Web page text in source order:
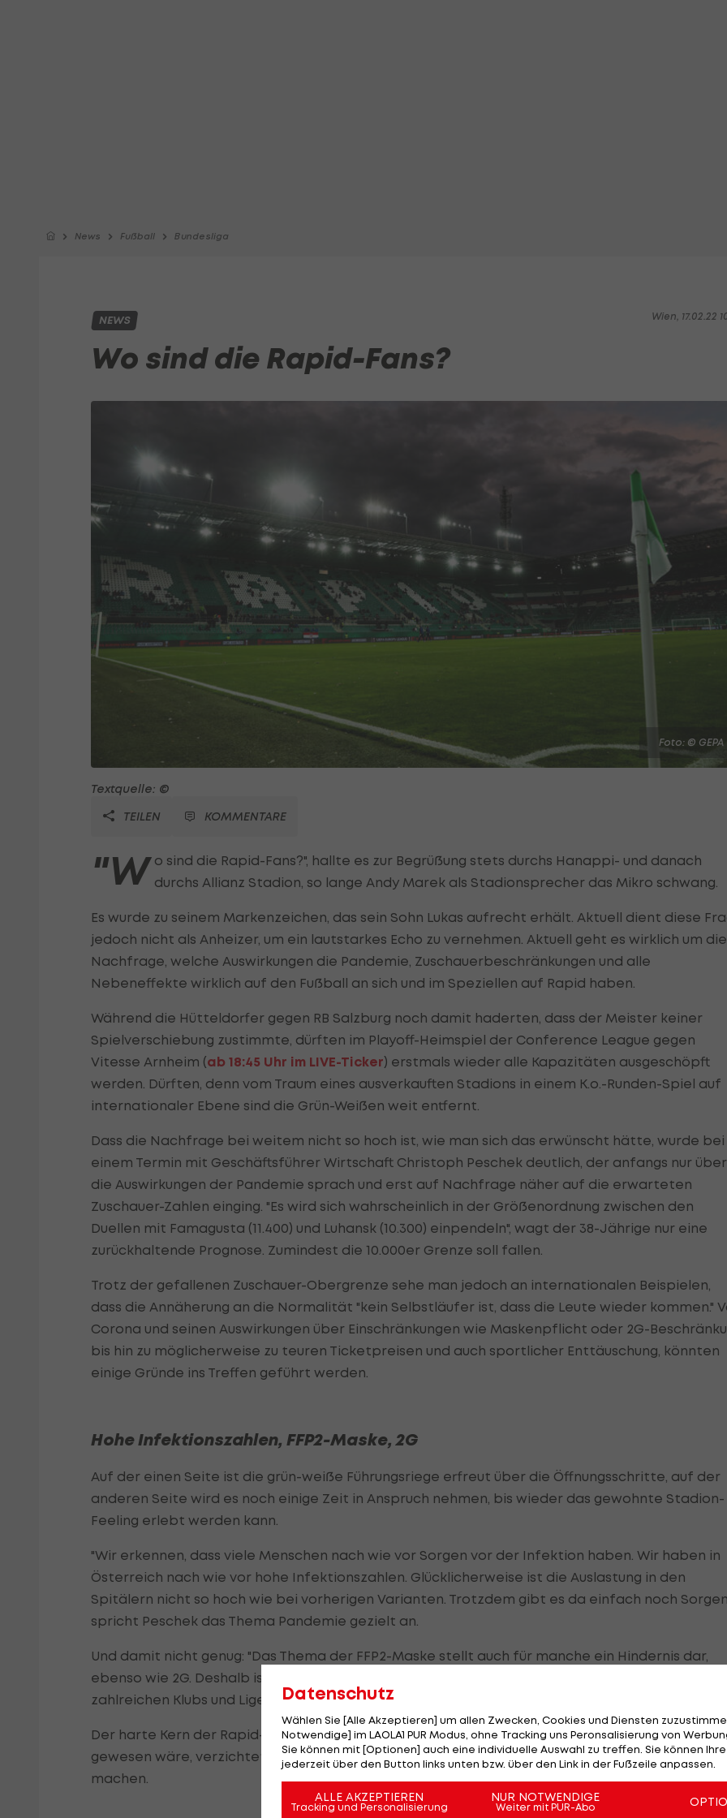
News Fußball Bundesliga
Wien, 17.02.22
NEWS
Wo sind die Rapid-Fans?
Foto: © GEPA
Textquelle: ©
TEILEN
KOMMENTARE
"W o sind die Rapid-Fans?", hallte es zur Begrüßung stets durchs Hanappi- und danach
durchs Allianz Stadion, so lange Andy Marek als Stadionsprecher das Mikro schwang.
Es wurde zu seinem Markenzeichen, das sein Sohn Lukas aufrecht erhält. Aktuell dient diese
jedoch nicht als Anheizer, um ein lautstarkes Echo zu vernehmen. Aktuell geht es wirklich um die
Nachfrage, welche Auswirkungen die Pandemie, Zuschauerbeschränkungen und alle
Nebeneffekte wirklich auf den Fußball an sich und im Speziellen auf Rapid haben.
Während die Hütteldorfer gegen RB Salzburg noch damit haderten, dass der Meister keiner
Spielverschiebung zustimmte, dürften im Playoff-Heimspiel der Conference League gegen
Vitesse Arnheim (ab 18:45 Uhr im LIVE-Ticker) erstmals wieder alle Kapazitäten ausgeschöpft
werden. Dürften, denn vom Traum eines ausverkauften Stadions in einem K.o.-Runden-Spiel auf
internationaler Ebene sind die Grün-Weißen weit entfernt.
Dass die Nachfrage bei weitem nicht so hoch ist, wie man sich das erwünscht hätte, wurde bei
einem Termin mit Geschäftsführer Wirtschaft Christoph Peschek deutlich, der anfangs nur über
die Auswirkungen der Pandemie sprach und erst auf Nachfrage näher auf die erwarteten
Zuschauer-Zahlen einging. "Es wird sich wahrscheinlich in der Größenordnung zwischen den
Duellen mit Famagusta (11.400) und Luhansk (10.300) einpendeln", wagt der 38-Jährige nur eine
zurückhaltende Prognose. Zumindest die 10.000er Grenze soll fallen.
Trotz der gefallenen Zuschauer-Obergrenze sehe man jedoch an internationalen Beispielen,
dass die Annäherung an die Normalität "kein Selbstläufer ist, dass die Leute wieder kommen."
Corona und seinen Auswirkungen über Einschränkungen wie Maskenpflicht oder 2G-
bis hin zu möglicherweise zu teuren Ticketpreisen und auch sportlicher Enttäuschung, könnten
einige Gründe ins Treffen geführt werden.
Hohe Infektionszahlen, FFP2-Maske, 2G
Auf der einen Seite ist die grün-weiße Führungsriege erfreut über die Öffnungsschritte, auf der
anderen Seite wird es noch einige Zeit in Anspruch nehmen, bis wieder das gewohnte Stadion-
Feeling erlebt werden kann.
"Wir erkennen, dass viele Menschen nach wie vor Sorgen vor der Infektion haben. Wir haben in
Österreich nach wie vor hohe Infektionszahlen. Glücklicherweise ist die Auslastung in den
Spitälern nicht so hoch wie bei vorherigen Varianten. Trotzdem gibt es da einfach noch
spricht Peschek das Thema Pandemie gezielt an.
Und damit nicht genug: "Das Thema der FFP2-Maske stellt auch für manche ein Hindernis dar,
ebenso wie 2G. Deshalb ist das alles kein Selbstläufer. Das sieht man international bei
zahlreichen Klubs und Ligen, dass die möglichen Kapazitäten nicht immer ausgefüllt werden."
Der harte Kern der Rapid-Fans fehlt schon seit Monaten. Da kein organisierter Support
gewesen wäre, verzichteten die Fan-Gruppen schweren Herzens darauf, lautstark Stimmung
machen.
Datenschutz
Wählen Sie [Alle Akzeptieren] um allen Zwecken, Cookies und Diensten
Notwendige] im LAOLA1 PUR Modus, ohne Tracking uns Peronsalisierung von
Sie können mit [Optionen] auch eine individuelle Auswahl zu treffen. Sie können
jederzeit über den Button links unten bzw. über den Link in der Fußzeile anpassen.
ALLE AKZEPTIEREN
Tracking und Personalisierung
NUR NOTWENDIGE
Weiter mit PUR-Abo